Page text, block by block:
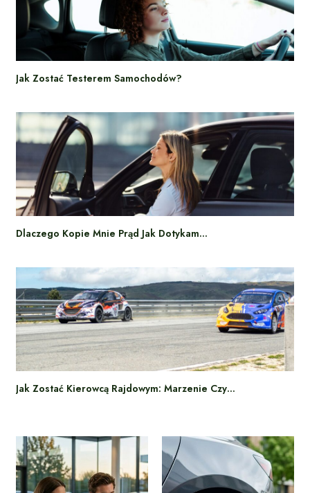
Jak Zostać Testerem Samochodów?
Dlaczego Kopie Mnie Prąd Jak Dotykam…
Jak Zostać Kierowcą Rajdowym: Marzenie Czy…